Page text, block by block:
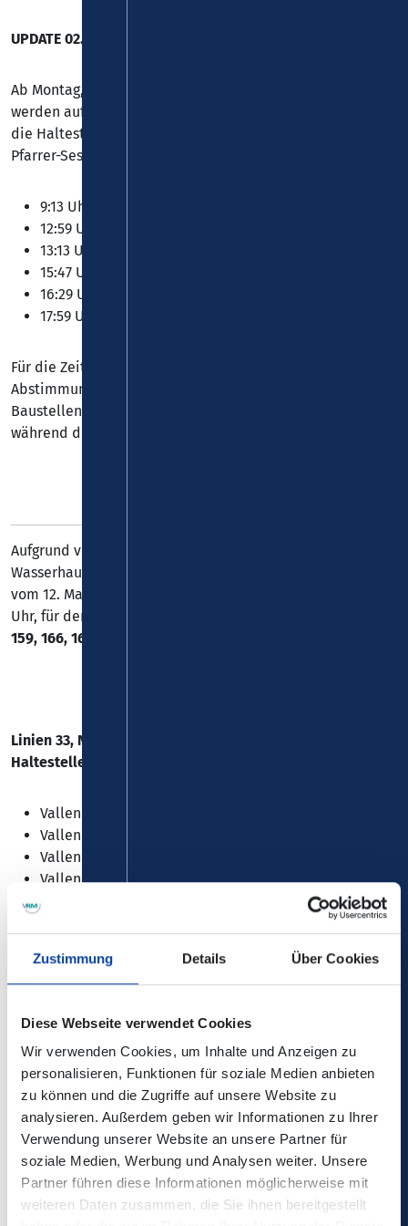
Zustimmung Details Über Cookies
Diese Webseite verwendet Cookies
Wir verwenden Cookies, um Inhalte und Anzeigen zu
personalisieren, Funktionen für soziale Medien anbieten
zu können und die Zugriffe auf unsere Website zu
analysieren. Außerdem geben wir Informationen zu Ihrer
Verwendung unserer Website an unsere Partner für
soziale Medien, Werbung und Analysen weiter. Unsere
Partner führen diese Informationen möglicherweise mit
weiteren Daten zusammen, die Sie ihnen bereitgestellt
UPDATE 02.07.2026
Ab Montag, den 6. Juli bis zunächst Freitag, den 7. August
werden auf den folgenden regulären Fahrten der
die Haltestellen Schwimmbad, Josef-Görres-Straße,
Pfarrer-Sesterhenn-Straße und Kreuzkirche bedient.
9:13 Uhr ab Koblenz
12:59 Uhr ab Vallendar Bahnhof
13:13 Uhr ab Koblenz
15:47 Uhr ab Koblenz
16:29 Uhr ab Vallendar Bahnhof
17:59 Uhr ab Vallendar Bahnhof
Für die Zeit nach dem 7. August 2026 finden noch
Abstimmungen statt. Unklar ist insbesondere die
Baustellenlage auf der B42 und der stärkere Verkehr
während der Schulzeit.
Aufgrund von Sanierungsarbeiten an der
Wasserhauptleitung ist die K83 (Jahnstraße) in Vallendar
vom 12. Mai 2026, 07:00 Uhr, bis zum 31. August 2026, 17:00
Uhr, für den Linienbusverkehr gesperrt. Die
159, 166, 167, 168, 169 und N33
Linien 33, N33, 157, 159, 166 und 167
Haltestellen können nicht bedient werden:
Vallendar, „Kuckucksweg“
Vallendar, „Kaiser-Friedrich-Höhe“
Vallendar, „Kreuzkirche“
Vallendar, „Pfarrer-Sesterhenn Straße“
Vallendar, „Josef-Görres-Straße“
Zusätzlich gilt:
Auf denLinien 33, N33 und 169 mit der Fahrt um 16:08
Uhrab Vallendar/Mallendarer Berg nach Neuwied
entfallen die Haltestellen „Vallendar,
Westerwaldstraße“ und „Vallendar, Jahnstraße“.